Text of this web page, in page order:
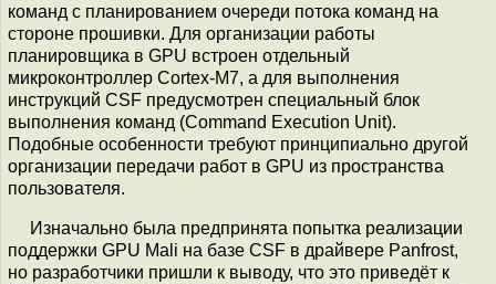
команд с планированием очереди потока команд на
стороне прошивки. Для организации работы
планировщика в GPU встроен отдельный
микроконтроллер Cortex-M7, а для выполнения
инструкций CSF предусмотрен специальный блок
выполнения команд (Command Execution Unit).
Подобные особенности требуют принципиально другой
организации передачи работ в GPU из пространства
пользователя.
Изначально была предпринята попытка реализации
поддержки GPU Mali на базе CSF в драйвере Panfrost,
но разработчики пришли к выводу, что это приведёт к